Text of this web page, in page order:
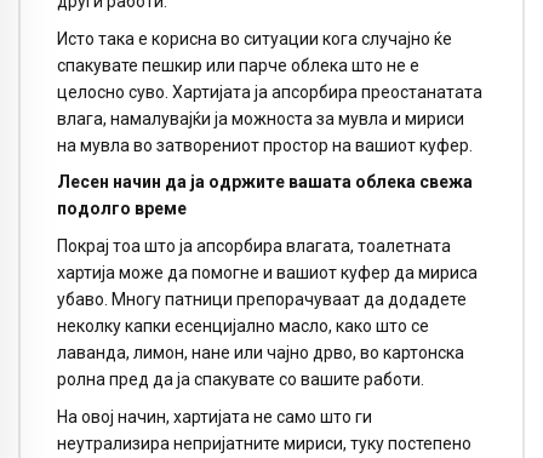
Исто така е корисна во ситуации кога случајно ќе
спакувате пешкир или парче облека што не е
целосно суво. Хартијата ја апсорбира преостанатата
влага, намалувајќи ја можноста за мувла и мириси
на мувла во затворениот простор на вашиот куфер.
Лесен начин да ја одржите вашата облека свежа
подолго време
Покрај тоа што ја апсорбира влагата, тоалетната
хартија може да помогне и вашиот куфер да мириса
убаво. Многу патници препорачуваат да додадете
неколку капки есенцијално масло, како што се
лаванда, лимон, нане или чајно дрво, во картонска
ролна пред да ја спакувате со вашите работи.
На овој начин, хартијата не само што ги
неутрализира непријатните мириси, туку постепено